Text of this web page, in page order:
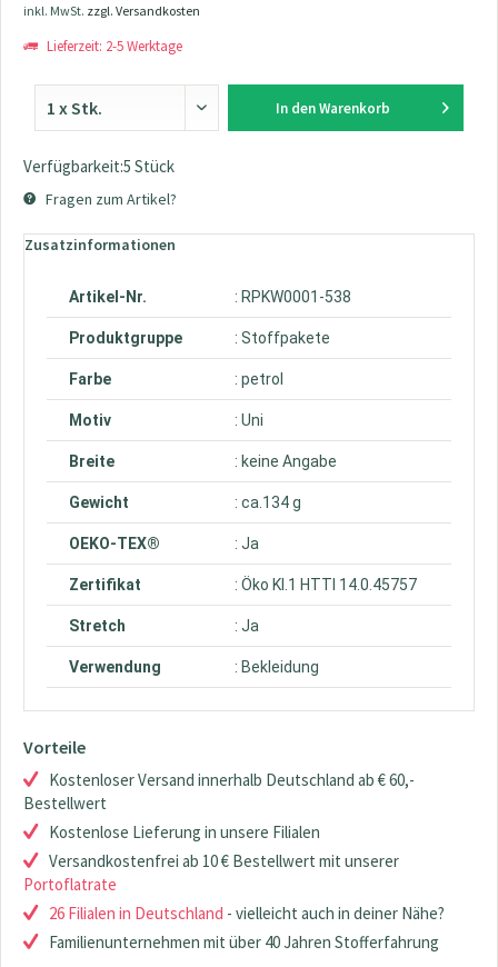
inkl. MwSt. zzgl. Versandkosten
Lieferzeit: 2-5 Werktage
In den Warenkorb
Verfügbarkeit:5 Stück
Fragen zum Artikel?
Zusatzinformationen
Artikel-Nr. : RPKW0001-538
Produktgruppe : Stoffpakete
Farbe : petrol
Motiv : Uni
Breite : keine Angabe
Gewicht : ca.134 g
OEKO-TEX® : Ja
Zertifikat : Öko Kl.1 HTTI 14.0.45757
Stretch : Ja
Verwendung : Bekleidung
Vorteile
Kostenloser Versand innerhalb Deutschland ab € 60,-
Bestellwert
Kostenlose Lieferung in unsere Filialen
Versandkostenfrei ab 10 € Bestellwert mit unserer
Portoflatrate
26 Filialen in Deutschland - vielleicht auch in deiner Nähe?
Familienunternehmen mit über 40 Jahren Stofferfahrung